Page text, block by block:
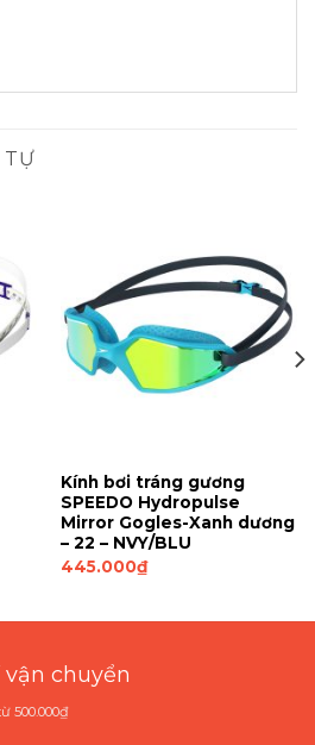
TỰ
Kính bơi tráng gương
SPEEDO Hydropulse
Mirror Gogles-Xanh dương
– 22 – NVY/BLU
445.000₫
chuyển
500.000₫